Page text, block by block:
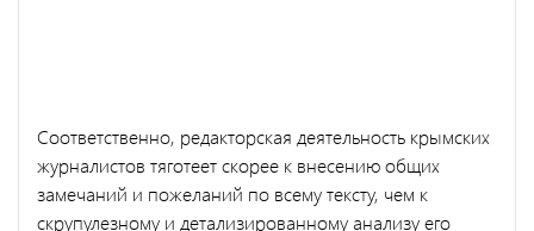
Соответственно, редакторская деятельность крымских
журналистов тяготеет скорее к внесению общих
замечаний и пожеланий по всему тексту, чем к
скрупулезному и детализированному анализу его